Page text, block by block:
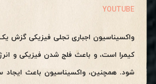
YOUTUBE
واکسیناسیون اجباری تجلی فیزیکی گزش
کیمرا است، و باعث فلج شدن فیزیکی و
شود. همچنین، واکسیناسیون باعث ایجاد